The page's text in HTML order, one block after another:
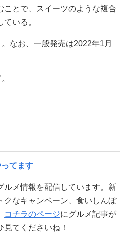
ことで、スイーツのような複合
いる。
なお、一般発売は2022年1月
てます
メ情報を配信しています。新
クなキャンペーン、食いしんぼ
コチラのページにグルメ記事が
見てくださいね！